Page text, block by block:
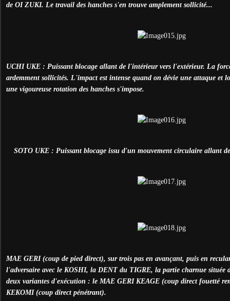
de OI ZUKI. Le travail des hanches s'en trouve amplement sollicité...
UCHI UKE : Puissant blocage allant de l'intérieur vers l'extérieur. La
ardemment sollicités. L'impact est intense quand on dévie une attaque et
une vigoureuse rotation des hanches s'impose.
SOTO UKE : Puissant blocage issu d'un mouvement circulaire allant
MAE GERI (coup de pied direct), sur trois pas en avançant, puis en
l'adversaire avec le KOSHI, la DENT du TIGRE, la partie charnue située
deux variantes d'exécution : le MAE GERI KEAGE (coup direct fouetté
KEKOMI (coup direct pénétrant).